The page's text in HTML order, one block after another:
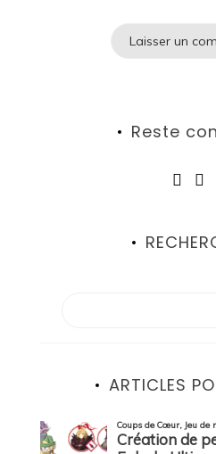
Reste
ARTICLES